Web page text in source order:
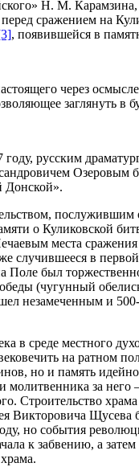
Н. М.
сражением на
, появившейся в
через
заглянуть в
русским
Озеровым
Донской».
послужившим
о Куликовской
места
случившееся в
Поле был
(чугунный
незамеченным и
в среде местного
на ратном
но и память
молитвенника за
Строительство
Викторовича Щусева
но события
к забвению, а